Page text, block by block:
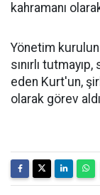
kahramanı
Yönetim
sınırlı
eden Kurt'un,
olarak görev